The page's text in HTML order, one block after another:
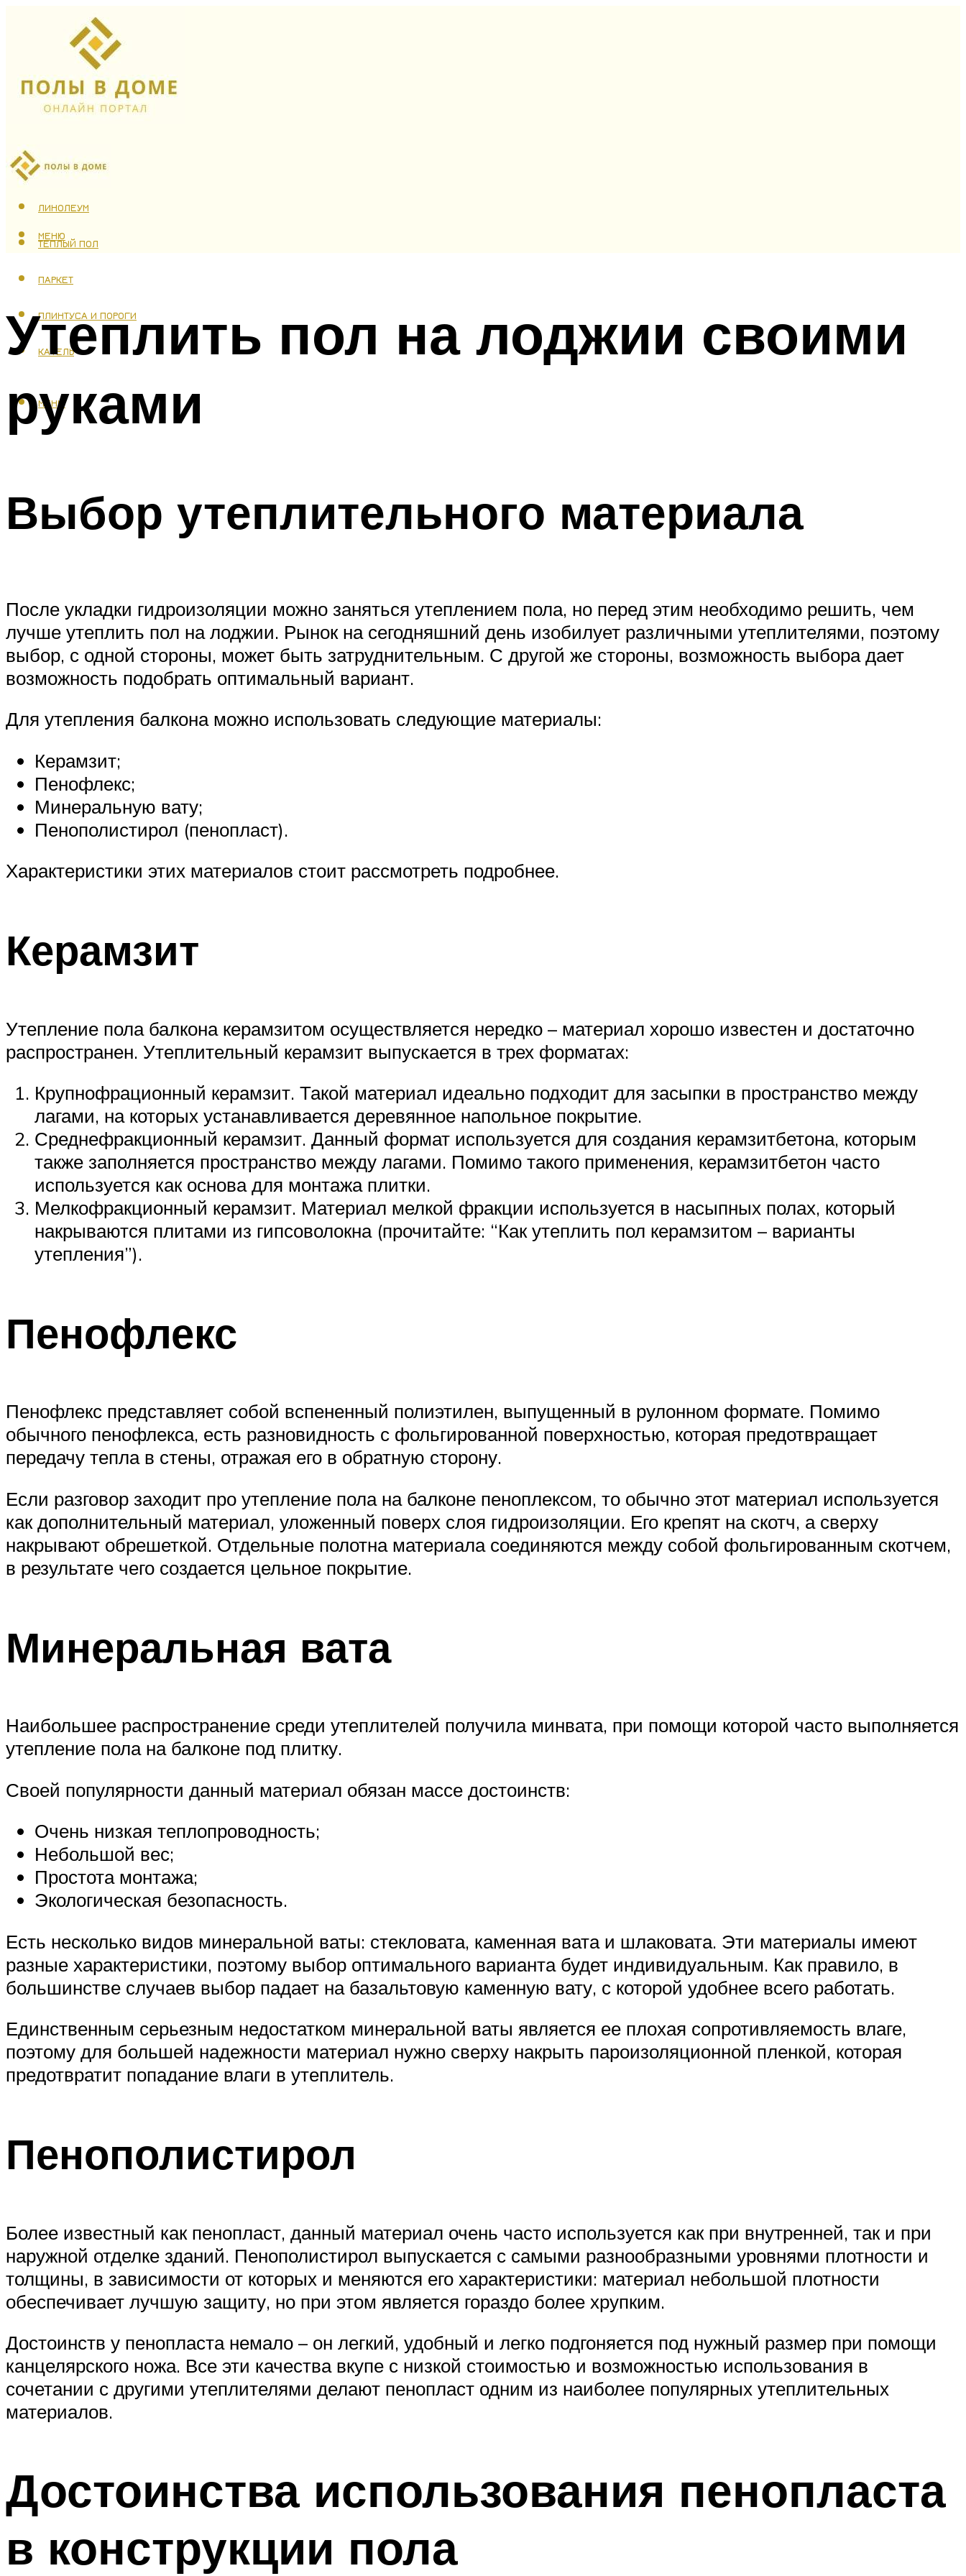
ЛАМИНАТ
ЛИНОЛЕУМ
ТЕПЛЫЙ ПОЛ
ПАРКЕТ
ПЛИНТУСА И ПОРОГИ
КАФЕЛЬ
МЕНЮ
МЕНЮ
Утеплить пол на лоджии своими
руками
Выбор утеплительного материала
После укладки гидроизоляции можно заняться утеплением пола, но перед этим необходимо решить, чем
лучше утеплить пол на лоджии. Рынок на сегодняшний день изобилует различными утеплителями, поэтому
выбор, с одной стороны, может быть затруднительным. С другой же стороны, возможность выбора дает
возможность подобрать оптимальный вариант.
Для утепления балкона можно использовать следующие материалы:
Керамзит;
Пенофлекс;
Минеральную вату;
Пенополистирол (пенопласт).
Характеристики этих материалов стоит рассмотреть подробнее.
Керамзит
Утепление пола балкона керамзитом осуществляется нередко – материал хорошо известен и достаточно
распространен. Утеплительный керамзит выпускается в трех форматах:
Крупнофрационный керамзит. Такой материал идеально подходит для засыпки в пространство между
лагами, на которых устанавливается деревянное напольное покрытие.
Среднефракционный керамзит. Данный формат используется для создания керамзитбетона, которым
также заполняется пространство между лагами. Помимо такого применения, керамзитбетон часто
используется как основа для монтажа плитки.
Мелкофракционный керамзит. Материал мелкой фракции используется в насыпных полах, который
накрываются плитами из гипсоволокна (прочитайте: “Как утеплить пол керамзитом – варианты
утепления”).
Пенофлекс
Пенофлекс представляет собой вспененный полиэтилен, выпущенный в рулонном формате. Помимо
обычного пенофлекса, есть разновидность с фольгированной поверхностью, которая предотвращает
передачу тепла в стены, отражая его в обратную сторону.
Если разговор заходит про утепление пола на балконе пеноплексом, то обычно этот материал используется
как дополнительный материал, уложенный поверх слоя гидроизоляции. Его крепят на скотч, а сверху
накрывают обрешеткой. Отдельные полотна материала соединяются между собой фольгированным скотчем,
в результате чего создается цельное покрытие.
Минеральная вата
Наибольшее распространение среди утеплителей получила минвата, при помощи которой часто выполняется
утепление пола на балконе под плитку.
Своей популярности данный материал обязан массе достоинств:
Очень низкая теплопроводность;
Небольшой вес;
Простота монтажа;
Экологическая безопасность.
Есть несколько видов минеральной ваты: стекловата, каменная вата и шлаковата. Эти материалы имеют
разные характеристики, поэтому выбор оптимального варианта будет индивидуальным. Как правило, в
большинстве случаев выбор падает на базальтовую каменную вату, с которой удобнее всего работать.
Единственным серьезным недостатком минеральной ваты является ее плохая сопротивляемость влаге,
поэтому для большей надежности материал нужно сверху накрыть пароизоляционной пленкой, которая
предотвратит попадание влаги в утеплитель.
Пенополистирол
Более известный как пенопласт, данный материал очень часто используется как при внутренней, так и при
наружной отделке зданий. Пенополистирол выпускается с самыми разнообразными уровнями плотности и
толщины, в зависимости от которых и меняются его характеристики: материал небольшой плотности
обеспечивает лучшую защиту, но при этом является гораздо более хрупким.
Достоинств у пенопласта немало – он легкий, удобный и легко подгоняется под нужный размер при помощи
канцелярского ножа. Все эти качества вкупе с низкой стоимостью и возможностью использования в
сочетании с другими утеплителями делают пенопласт одним из наиболее популярных утеплительных
материалов.
Достоинства использования пенопласта
в конструкции пола